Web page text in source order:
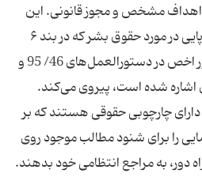
مشخص و مجوز قانونی. این
اصل از بند ۸ کنوانسیون اروپایی در مورد حقوق بشر که در بند ۶
معاهده اتحادیه اروپا و به طور اخص در دستورالعمل‌های 46/ 95 و
چارچوبی حقوقی هستند که بر
را برای شنود مطالب موجود روی
دور، به مراجع انتظامی خود بدهند.